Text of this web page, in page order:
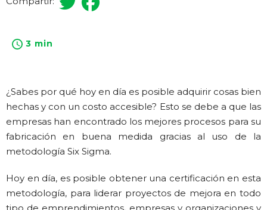
3 min
¿Sabes por qué hoy en día es posible adquirir cosas bien
hechas y con un costo accesible? Esto se debe a que las
empresas han encontrado los mejores procesos para su
fabricación en buena medida gracias al uso de la
metodología Six Sigma.
Hoy en día, es posible obtener una certificación en esta
metodología, para liderar proyectos de mejora en todo